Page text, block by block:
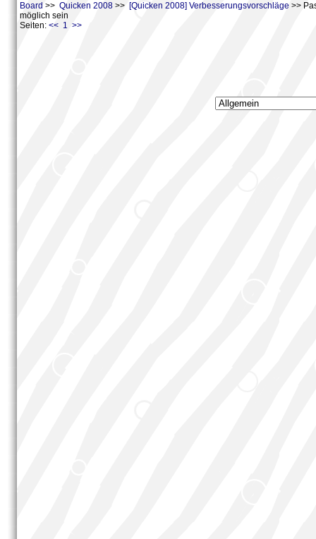
Board >> Quicken 2008 >> [Quicken 2008] Verbesserungsvorschläge >>
möglich sein
Seiten: << 1 >>